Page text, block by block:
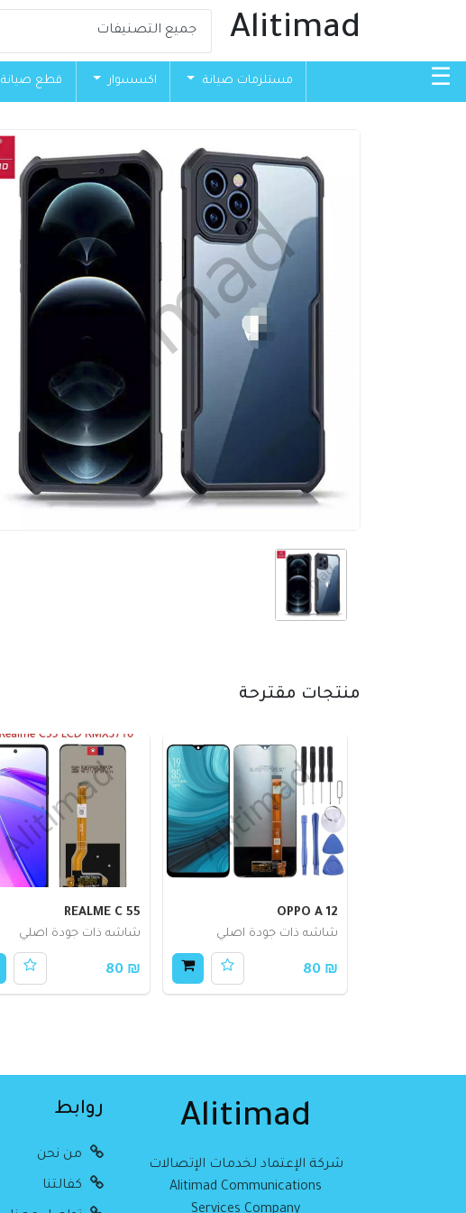
Alitimad
☰ مستلزمات صيانة اكسسوار قطع صيانة
منتجات مقترحة
OPPO A 12
شاشه ذات جودة اصلي
₪ 80
REALME C 55
شاشه ذات جودة اصلي
₪ 80
Alitimad
شركة الإعتماد لخدمات الإتصالات
Alitimad Communications
روابط
من نحن
كفالتنا